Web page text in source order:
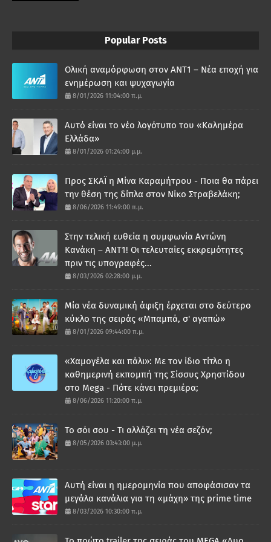
Popular Posts
Ολική αναμόρφωση στον ΑΝΤ1 – Νέα εποχή για
ενημέρωση και ψυχαγωγία
8/01/2026 11:04:00 π.μ.
Αυτό είναι το νέο λογότυπο του «Καλημέρα
Ελλάδα»
8/01/2026 01:24:00 μ.μ.
Προς ΣΚΑΪ η Μίνα Καραμήτρου - Ποια θα πάρει
την θέση της δίπλα στον Νίκο Στραβελάκη;
8/06/2026 11:49:00 π.μ.
Στην τελική ευθεία η συμφωνία Αντώνη
Κανάκη – ΑΝΤ1! Οι τελευταίες εκκρεμότητες
πριν τις υπογραφές...
8/03/2026 02:28:00 μ.μ.
Μία νέα δυναμική άφιξη έρχεται στο δεύτερο
κύκλο της σειράς «Μπαμπά, σ' αγαπώ»
8/01/2026 09:44:00 π.μ.
«Χαμογέλα και πάλι»: Με τον ίδιο τίτλο η
καθημερινή εκπομπή της Σίσσυς Χρηστίδου
στο Mega - Πότε κάνει πρεμιέρα;
8/06/2026 11:20:00 π.μ.
Το σόι σου - Τι αλλάζει τη νέα σεζόν;
8/05/2026 03:43:00 μ.μ.
Αυτή είναι η ημερομηνία που αποφάσισαν τα
μεγάλα κανάλια για τη «μάχη» της prime time
8/03/2026 10:30:00 π.μ.